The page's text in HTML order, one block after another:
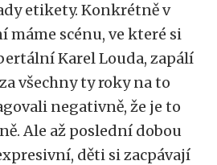
etikety. Konkrétně v
scénu, ve které si
Karel Louda, zapálí
všechny ty roky na to
negativně, že je to
Ale až poslední dobou
děti si zacpávají